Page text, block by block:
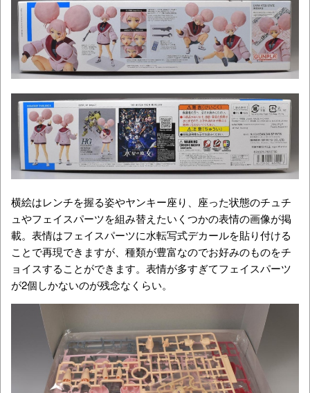
横絵はレンチを握る姿やヤンキー座り、座った状態のチュチ
ュやフェイスパーツを組み替えたいくつかの表情の画像が掲
載。表情はフェイスパーツに水転写式デカールを貼り付ける
ことで再現できますが、種類が豊富なのでお好みのものをチ
ョイスすることができます。表情が多すぎてフェイスパーツ
が2個しかないのが残念なくらい。